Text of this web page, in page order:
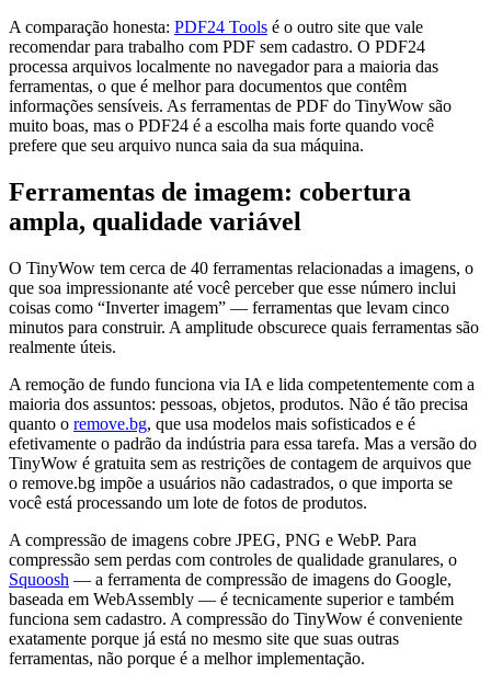
A comparação honesta: PDF24 Tools é o outro site que vale
recomendar para trabalho com PDF sem cadastro. O PDF24
processa arquivos localmente no navegador para a maioria das
ferramentas, o que é melhor para documentos que contêm
informações sensíveis. As ferramentas de PDF do TinyWow são
muito boas, mas o PDF24 é a escolha mais forte quando você
prefere que seu arquivo nunca saia da sua máquina.
Ferramentas de imagem: cobertura
ampla, qualidade variável
O TinyWow tem cerca de 40 ferramentas relacionadas a imagens, o
que soa impressionante até você perceber que esse número inclui
coisas como “Inverter imagem” — ferramentas que levam cinco
minutos para construir. A amplitude obscurece quais ferramentas são
realmente úteis.
A remoção de fundo funciona via IA e lida competentemente com a
maioria dos assuntos: pessoas, objetos, produtos. Não é tão precisa
quanto o remove.bg, que usa modelos mais sofisticados e é
efetivamente o padrão da indústria para essa tarefa. Mas a versão do
TinyWow é gratuita sem as restrições de contagem de arquivos que
o remove.bg impõe a usuários não cadastrados, o que importa se
você está processando um lote de fotos de produtos.
A compressão de imagens cobre JPEG, PNG e WebP. Para
compressão sem perdas com controles de qualidade granulares, o
Squoosh — a ferramenta de compressão de imagens do Google,
baseada em WebAssembly — é tecnicamente superior e também
funciona sem cadastro. A compressão do TinyWow é conveniente
exatamente porque já está no mesmo site que suas outras
ferramentas, não porque é a melhor implementação.